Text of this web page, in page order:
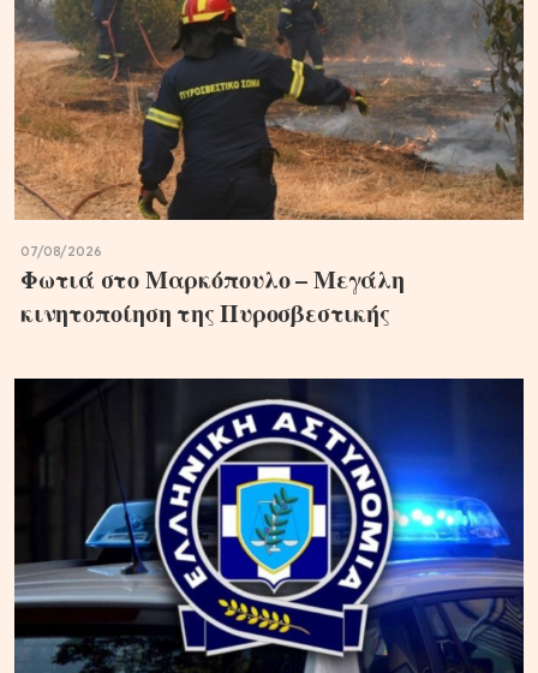
07/08/2026
Φωτιά στο Μαρκόπουλο – Μεγάλη
κινητοποίηση της Πυροσβεστικής